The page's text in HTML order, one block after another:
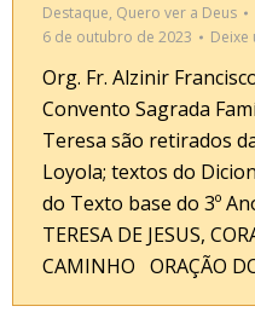
Destaque, Quero ver a Deus
6 de outubro de 2023
Deixe
Org. Fr. Alzinir
Convento Sagrada
Teresa são retirados
Loyola; textos do
do Texto base do 3º
TERESA DE JESUS,
CAMINHO ORAÇÃO